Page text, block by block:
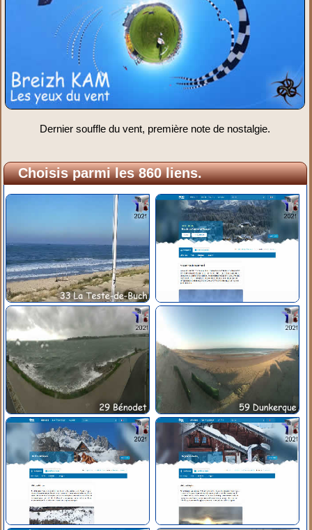
Dernier souffle du vent, première note de nostalgie.
Choisis parmi les 860 liens.